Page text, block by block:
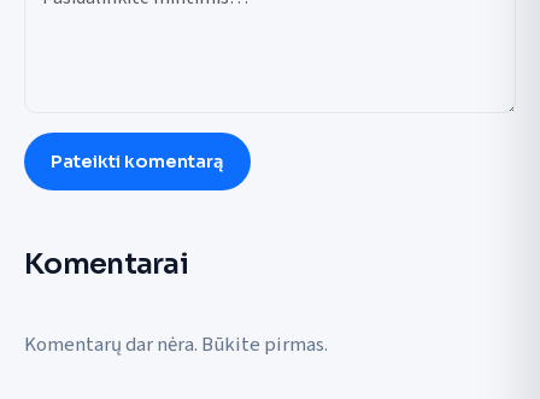
Pateikti komentarą
Komentarai
Komentarų dar nėra. Būkite pirmas.